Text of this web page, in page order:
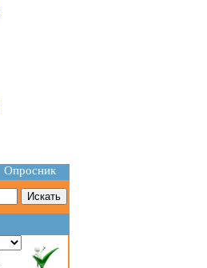
Опросник